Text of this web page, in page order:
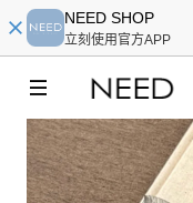
NEED SHOP
立刻使用官方APP